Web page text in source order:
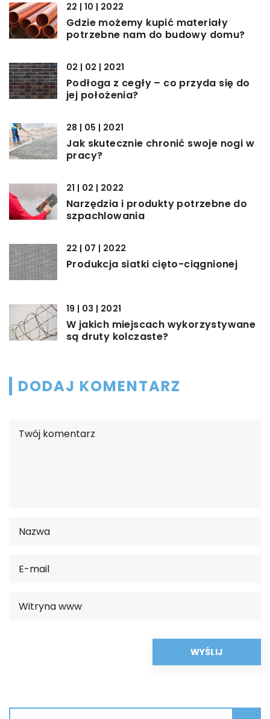
22 | 10 | 2022
Gdzie możemy kupić materiały
potrzebne nam do budowy domu?
02 | 02 | 2021
Podłoga z cegły – co przyda się do
jej położenia?
28 | 05 | 2021
Jak skutecznie chronić swoje nogi w
pracy?
21 | 02 | 2022
Narzędzia i produkty potrzebne do
szpachlowania
22 | 07 | 2022
Produkcja siatki cięto-ciągnionej
19 | 03 | 2021
W jakich miejscach wykorzystywane
są druty kolczaste?
DODAJ KOMENTARZ